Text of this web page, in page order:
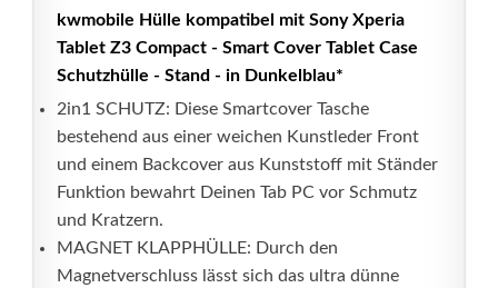
kwmobile Hülle kompatibel mit Sony Xperia
Tablet Z3 Compact - Smart Cover Tablet Case
Schutzhülle - Stand - in Dunkelblau*
2in1 SCHUTZ: Diese Smartcover Tasche
bestehend aus einer weichen Kunstleder Front
und einem Backcover aus Kunststoff mit Ständer
Funktion bewahrt Deinen Tab PC vor Schmutz
und Kratzern.
MAGNET KLAPPHÜLLE: Durch den
Magnetverschluss lässt sich das ultra dünne